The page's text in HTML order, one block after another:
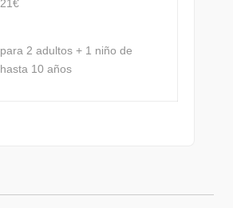
21€
para 2 adultos + 1 niño de
hasta 10 años